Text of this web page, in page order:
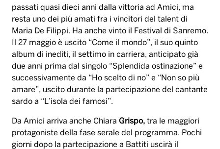
passati quasi dieci anni dalla vittoria ad Amici, ma
resta uno dei più amati fra i vincitori del talent di
Maria De Filippi. Ha anche vinto il Festival di Sanremo.
Il 27 maggio è uscito “Come il mondo”, il suo quinto
album di inediti, il settimo in carriera, anticipato già
due anni prima dal singolo “Splendida ostinazione” e
successivamente da “Ho scelto di no” e “Non so più
amare”, uscito durante la partecipazione del cantante
sardo a “L’isola dei famosi”.
Da Amici arriva anche Chiara Grispo, tra le maggiori
protagoniste della fase serale del programma. Pochi
giorni dopo la partecipazione a Battiti uscirà il